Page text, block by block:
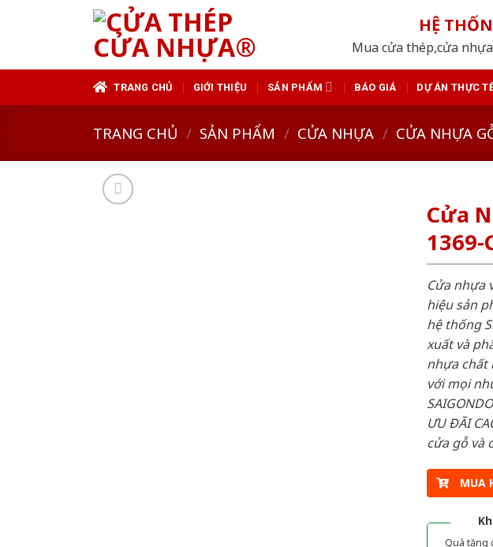
HỆ
Mua cửa thép,cửa
TRANG CHỦ GIỚI THIỆU SẢN PHẨM BÁO GIÁ DỰ ÁN THỰC
TRANG CHỦ / SẢN PHẨM / CỬA NHỰA / CỬA NHỰA
Cửa
1369-
Cửa nhựa
hiệu sản
hệ thống
xuất và
nhựa chất
với mọi
ƯU ĐÃI
cửa gỗ và
MUA
Quà tặng